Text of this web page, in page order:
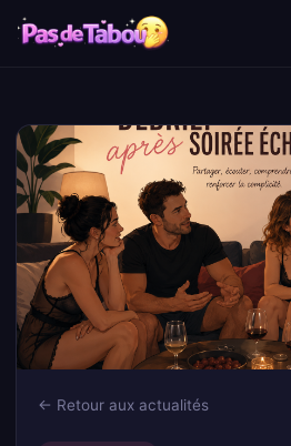
← Retour aux actualités